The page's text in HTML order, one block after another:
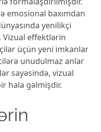
emosional baxımdan
yenilikçi
Vizual effektlərin
üçün yeni imkanlar
unudulmaz anlar
sayəsində, vizual
hala gəlmişdir.